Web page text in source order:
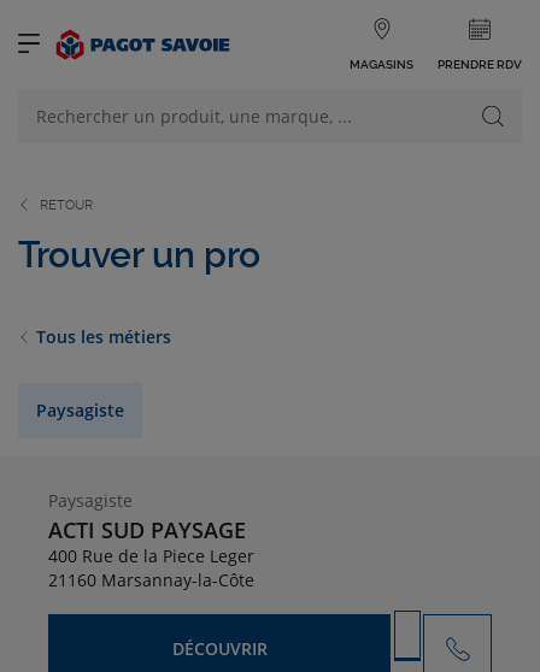
MAGASINS PRENDRE RDV
NOS PRODUITS
NOS CATÉGORIES
RETOUR
Trouver un pro
Tous les métiers
Paysagiste
Paysagiste
ACTI SUD PAYSAGE
400 Rue de la Piece Leger
21160 Marsannay-la-Côte
DÉCOUVRIR